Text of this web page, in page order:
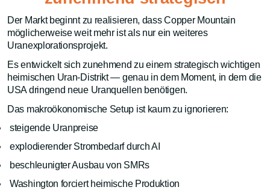
Der Markt beginnt zu realisieren, dass Copper Mountain
möglicherweise weit mehr ist als nur ein weiteres
Uranexplorationsprojekt.
Es entwickelt sich zunehmend zu einem strategisch wichtigen
heimischen Uran-Distrikt — genau in dem Moment, in dem die
USA dringend neue Uranquellen benötigen.
Das makroökonomische Setup ist kaum zu ignorieren:
steigende Uranpreise
explodierender Strombedarf durch AI
beschleunigter Ausbau von SMRs
Washington forciert heimische Produktion